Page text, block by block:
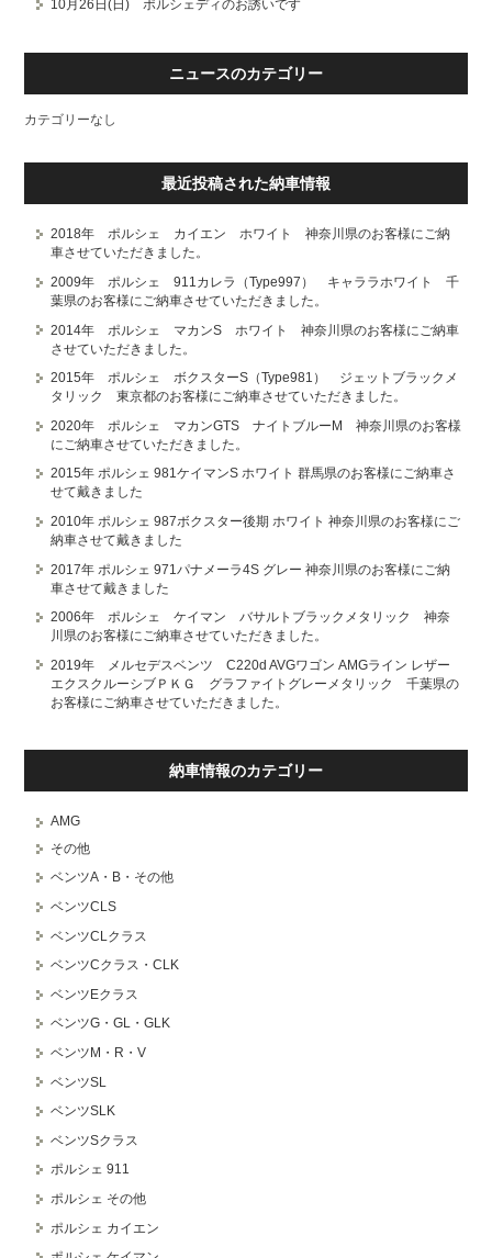
10月26日(日) ポルシェディのお誘いです
ニュースのカテゴリー
カテゴリーなし
最近投稿された納車情報
2018年 ポルシェ カイエン ホワイト 神奈川県のお客様にご納
車させていただきました。
2009年 ポルシェ 911カレラ（Type997） キャララホワイト 千
葉県のお客様にご納車させていただきました。
2014年 ポルシェ マカンS ホワイト 神奈川県のお客様にご納車
させていただきました。
2015年 ポルシェ ボクスターS（Type981） ジェットブラックメ
タリック 東京都のお客様にご納車させていただきました。
2020年 ポルシェ マカンGTS ナイトブルーM 神奈川県のお客様
にご納車させていただきました。
2015年 ポルシェ 981ケイマンS ホワイト 群馬県のお客様にご納車さ
せて戴きました
2010年 ポルシェ 987ボクスター後期 ホワイト 神奈川県のお客様にご
納車させて戴きました
2017年 ポルシェ 971パナメーラ4S グレー 神奈川県のお客様にご納
車させて戴きました
2006年 ポルシェ ケイマン バサルトブラックメタリック 神奈
川県のお客様にご納車させていただきました。
2019年 メルセデスベンツ C220d AVGワゴン AMGライン レザー
エクスクルーシブＰＫＧ グラファイトグレーメタリック 千葉県の
お客様にご納車させていただきました。
納車情報のカテゴリー
AMG
その他
ベンツA・B・その他
ベンツCLS
ベンツCLクラス
ベンツCクラス・CLK
ベンツEクラス
ベンツG・GL・GLK
ベンツM・R・V
ベンツSL
ベンツSLK
ベンツSクラス
ポルシェ 911
ポルシェ その他
ポルシェ カイエン